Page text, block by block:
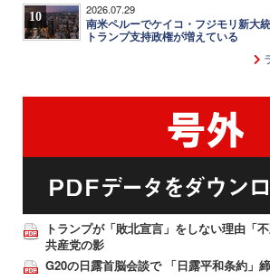
10 2026.07.29
南米ペルーでケイコ・フジモリ新大
トランプ支持政権が増えている
トランプが「敗北宣言」をしない理由「
共産党の影
G20の日露首脳会談で 「日露平和条約」